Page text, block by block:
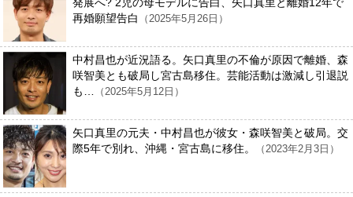
再婚願望告白
（2025年5月26日）
中村昌也が近況語る。矢口真里の不倫が原因で離婚、森
咲智美とも破局し宮古島移住。芸能活動は激減し引退説
も…
（2025年5月12日）
矢口真里の元夫・中村昌也が彼女・森咲智美と破局。交
際5年で別れ、沖縄・宮古島に移住。
（2023年2月3日）